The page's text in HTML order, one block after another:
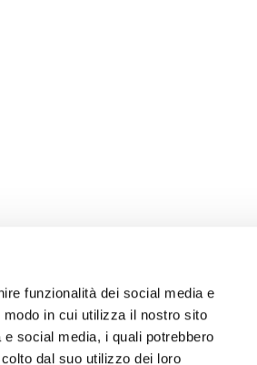
funzionalità dei social media e
in cui utilizza il nostro sito
social media, i quali potrebbero
dal suo utilizzo dei loro